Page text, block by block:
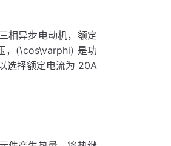
相异步电动机，额定
，(\cos\varphi) 是功
选择额定电流为 20A